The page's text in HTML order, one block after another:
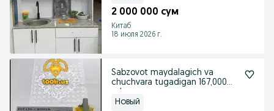
2 000 000 сум
Китаб
18 июля 2026 г.
Sabzovot maydalagich va
chuchvara tugadigan 167,000
Новый